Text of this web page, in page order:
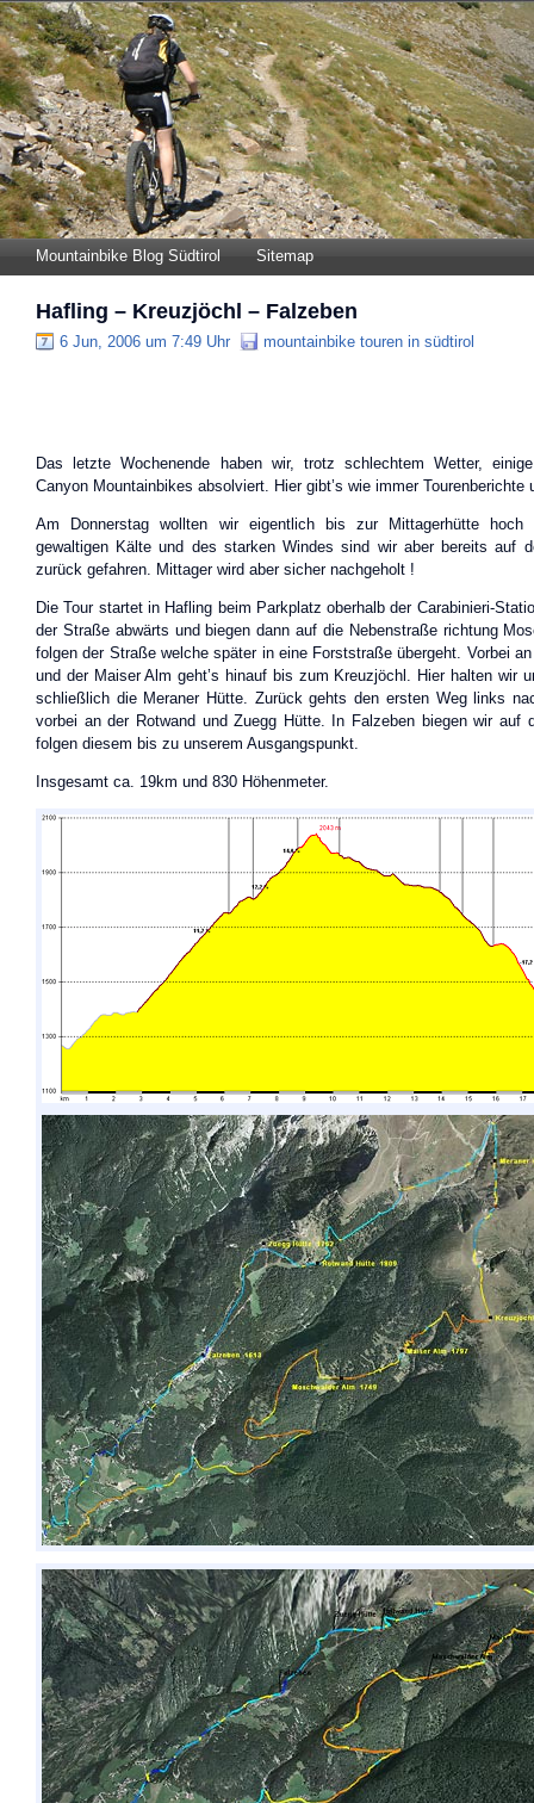
Mountainbike Blog Südtirol Sitemap
Hafling – Kreuzjöchl – Falzeben
6 Jun, 2006 um 7:49 Uhr mountainbike touren in südtirol
Das letzte Wochenende haben wir, trotz schlechtem Wetter,
Canyon Mountainbikes absolviert. Hier gibt’s wie immer Tourenberichte
Am Donnerstag wollten wir eigentlich bis zur Mittagerhütte hoch
gewaltigen Kälte und des starken Windes sind wir aber bereits auf
zurück gefahren. Mittager wird aber sicher nachgeholt !
Die Tour startet in Hafling beim Parkplatz oberhalb der Carabinieri-
der Straße abwärts und biegen dann auf die Nebenstraße richtung
folgen der Straße welche später in eine Forststraße übergeht. Vorbei
und der Maiser Alm geht’s hinauf bis zum Kreuzjöchl. Hier halten wir
schließlich die Meraner Hütte. Zurück gehts den ersten Weg links
vorbei an der Rotwand und Zuegg Hütte. In Falzeben biegen wir auf
folgen diesem bis zu unserem Ausgangspunkt.
Insgesamt ca. 19km und 830 Höhenmeter.